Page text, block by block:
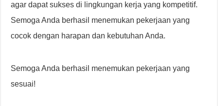
agar dapat sukses di lingkungan kerja yang kompetitif.
Semoga Anda berhasil menemukan pekerjaan yang
cocok dengan harapan dan kebutuhan Anda.
Semoga Anda berhasil menemukan pekerjaan yang
sesuai!